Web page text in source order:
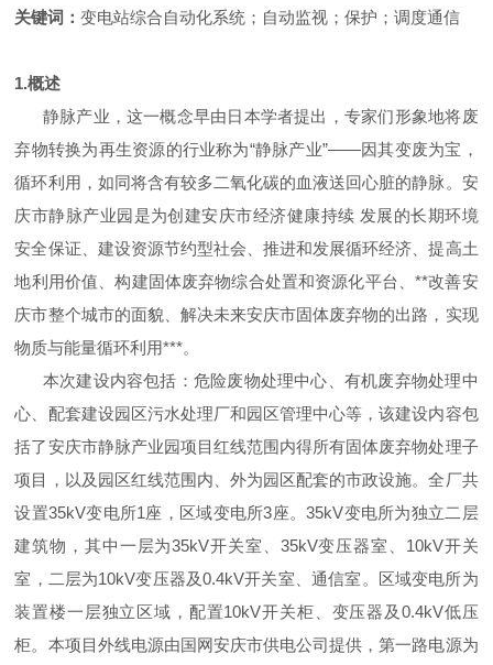
关键词：变电站综合自动化系统；自动监视；保护；调度通信
1.概述
静脉产业，这一概念早由日本学者提出，专家们形象地将废
弃物转换为再生资源的行业称为“静脉产业”——因其变废为宝，
循环利用，如同将含有较多二氧化碳的血液送回心脏的静脉。安
庆市静脉产业园是为创建安庆市经济健康持续 发展的长期环境
安全保证、建设资源节约型社会、推进和发展循环经济、提高土
地利用价值、构建固体废弃物综合处置和资源化平台、**改善安
庆市整个城市的面貌、解决未来安庆市固体废弃物的出路，实现
物质与能量循环利用***。
本次建设内容包括：危险废物处理中心、有机废弃物处理中
心、配套建设园区污水处理厂和园区管理中心等，该建设内容包
括了安庆市静脉产业园项目红线范围内得所有固体废弃物处理子
项目，以及园区红线范围内、外为园区配套的市政设施。全厂共
设置35kV变电所1座，区域变电所3座。35kV变电所为独立二层
建筑物，其中一层为35kV开关室、35kV变压器室、10kV开关
室，二层为10kV变压器及0.4kV开关室、通信室。区域变电所为
装置楼一层独立区域，配置10kV开关柜、变压器及0.4kV低压
柜。本项目外线电源由国网安庆市供电公司提供，第一路电源为